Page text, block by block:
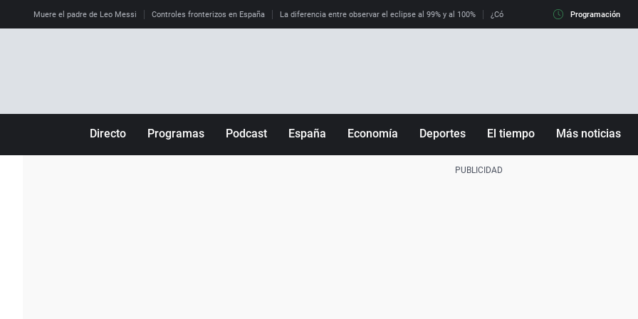
Muere el padre de Leo Messi Controles fronterizos en España La diferencia entre observar el eclipse al 99% y al 100% ¿Cómo es llegar a Italia con controles
Programación
Directo Programas Podcast España Economía Deportes El tiempo Más noticias